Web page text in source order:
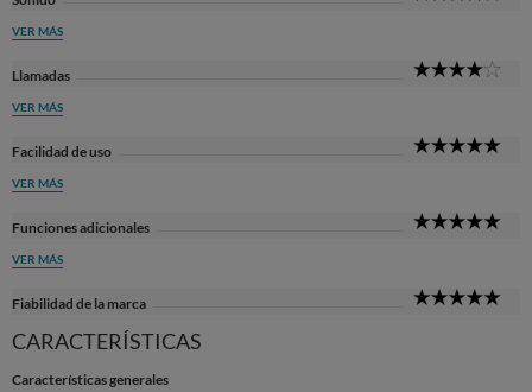
VER MÁS
Llamadas
VER MÁS
Facilidad de uso
VER MÁS
Funciones adicionales
VER MÁS
Fiabilidad de la marca
CARACTERÍSTICAS
Características generales